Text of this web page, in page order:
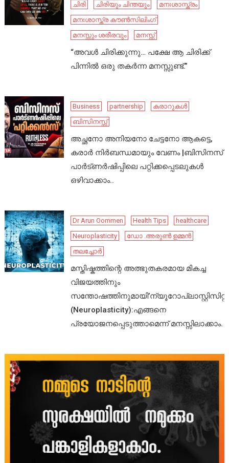
ചിരി
ചിരിയും ചിന്തയും
മനഃശാസ്ത്രം
മനഃശാസ്ത്ര കൗൺസിലിംഗ്
മനസ്സും ശരീരവും
മനസ്സ്
“അവൾ ചിരിക്കുന്നു… പക്ഷേ ആ ചിരിക്ക്
പിന്നിൽ ഒരു തകർന്ന മനസ്സുണ്ട്.”
Business partnership
കരാറുകൾ
ബിസിനസ്സ്
അച്ഛനോ അനിയനോ ചേട്ടനോ ആകട്ടെ,
കരാർ നിർബന്ധമായും വേണം |ബിസിനസ്
പാർട്ണർഷിപ്പിലെ പറ്റിക്കപ്പെടലുകൾ
ഒഴിവാക്കാം..
Dr Arun Oommen Health Tips
healthcare
Neuroplasticity
ഡോ .അരുൺ ഉമ്മൻ
തലച്ചോർ
മസ്തിഷ്കത്തിന്റെ അത്ഭുതകരമായ മികച്ച
വിജയത്തിനും
സന്തോഷത്തിനുമായി’ന്യൂറോപ്ലാസ്റ്റിസിറ്റി’
(Neuroplasticity):എങ്ങനെ
പ്രയോജനപ്പെടുത്താമെന്ന് മനസ്സിലാക്കാം.